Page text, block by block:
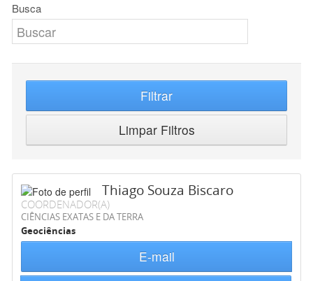
Busca
Filtrar
Limpar Filtros
Thiago Souza Biscaro
COORDENADOR(A)
CIÊNCIAS EXATAS E DA TERRA
Geociências
E-mail